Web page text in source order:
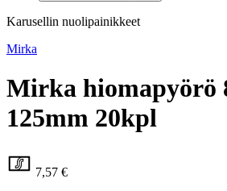
Karusellin nuolipainikkeet
Mirka
Mirka hiomapyörö
125mm 20kpl
7,57 €